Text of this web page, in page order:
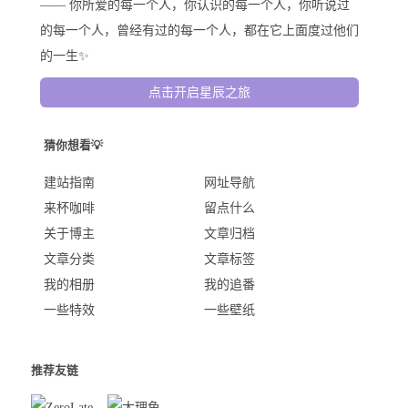
—— 你所爱的每一个人，你认识的每一个人，你听说过
的每一个人，曾经有过的每一个人，都在它上面度过他们
的一生✨
点击开启星辰之旅
猜你想看💡
建站指南
网址导航
来杯咖啡
留点什么
关于博主
文章归档
文章分类
文章标签
我的相册
我的追番
一些特效
一些壁纸
推荐友链